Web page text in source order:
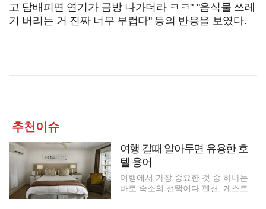
고 담배피면 연기가 금방 나가더라 ㅋㅋ" "음식물 쓰레
기 버리는 거 진짜 너무 부럽다" 등의 반응을 보였다.
추천이슈
여행 갈때 알아두면 유용한 호
텔 용어
여행에서 가장 중요한 것 중 하나는
바로 숙소의 선택이다.펜션, 게스트